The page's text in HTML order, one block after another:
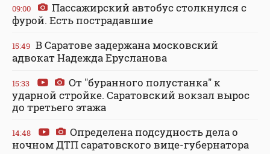
09:00
Пассажирский автобус столкнулся с
фурой. Есть пострадавшие
15:49 В Саратове задержана московский
адвокат Надежда Ерусланова
15:33
От "буранного полустанка" к
ударной стройке. Саратовский вокзал вырос
до третьего этажа
14:48
Определена подсудность дела о
ночном ДТП саратовского вице-губернатора